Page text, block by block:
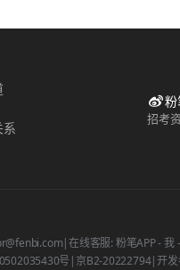
系
招考
|在线客服: 粉笔APP - 我
号 | 京B2-20222794|开